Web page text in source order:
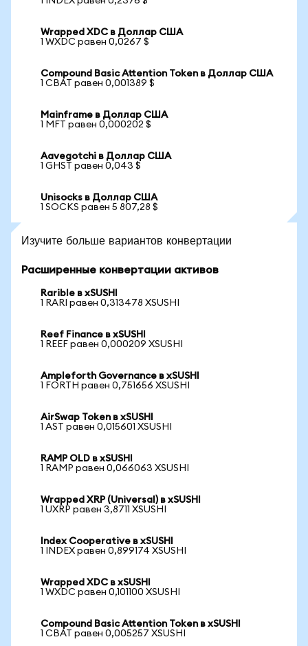
Wrapped XDC в Доллар США
1 WXDC равен 0,0267 $
Compound Basic Attention Token в Доллар США
1 CBAT равен 0,001389 $
Mainframe в Доллар США
1 MFT равен 0,000202 $
Aavegotchi в Доллар США
1 GHST равен 0,043 $
Unisocks в Доллар США
1 SOCKS равен 5 807,28 $
Изучите больше вариантов конвертации
Расширенные конвертации активов
Rarible в xSUSHI
1 RARI равен 0,313478 XSUSHI
Reef Finance в xSUSHI
1 REEF равен 0,000209 XSUSHI
Ampleforth Governance в xSUSHI
1 FORTH равен 0,751656 XSUSHI
AirSwap Token в xSUSHI
1 AST равен 0,015601 XSUSHI
RAMP OLD в xSUSHI
1 RAMP равен 0,066063 XSUSHI
Wrapped XRP (Universal) в xSUSHI
1 UXRP равен 3,8711 XSUSHI
Index Cooperative в xSUSHI
1 INDEX равен 0,899174 XSUSHI
Wrapped XDC в xSUSHI
1 WXDC равен 0,101100 XSUSHI
Compound Basic Attention Token в xSUSHI
1 CBAT равен 0,005257 XSUSHI